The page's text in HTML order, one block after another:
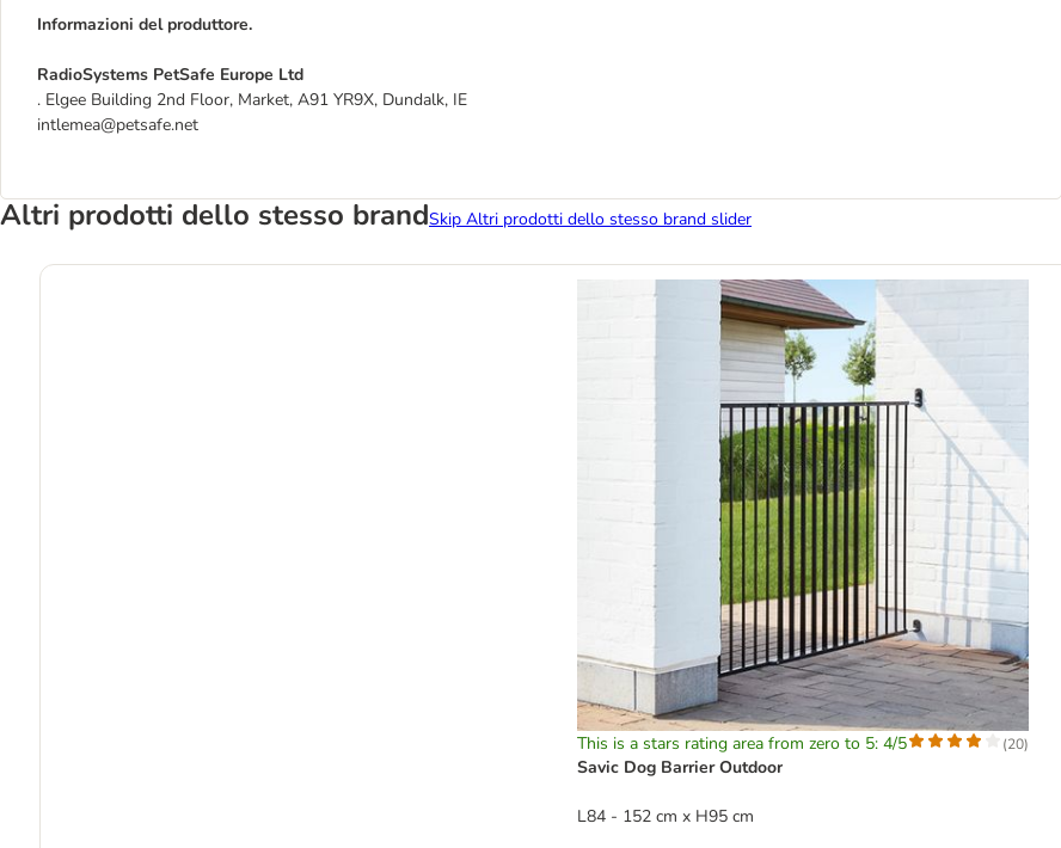
Informazioni del produttore.
RadioSystems PetSafe Europe Ltd
. Elgee Building 2nd Floor, Market, A91 YR9X, Dundalk, IE
intlemea@petsafe.net
Altri prodotti dello stesso brandSkip Altri prodotti dello stesso brand slider
This is a stars rating area from zero to 5: 4/5 (20)
Savic Dog Barrier Outdoor
L84 - 152 cm x H95 cm